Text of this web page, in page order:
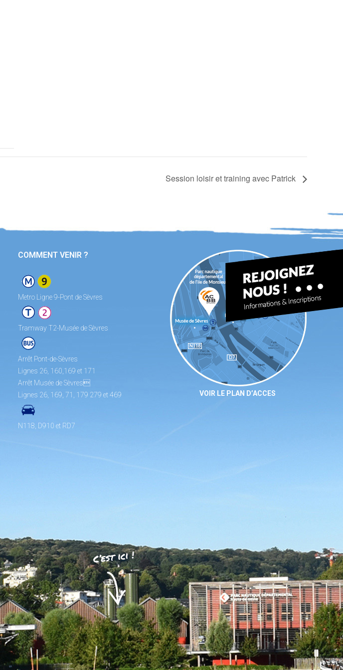
Session loisir et training avec Patrick
COMMENT VENIR ?
Metro Ligne 9-Pont de Sèvres
Tramway T2-Musée de Sèvres
Arrêt Pont-de-Sèvres
Lignes 26, 160,169 et 171
Arrêt Musée de Sèvres
Lignes 26, 169, 71, 179 279 et 469
N118, D910 et RD7
VOIR LE PLAN D’ACCES